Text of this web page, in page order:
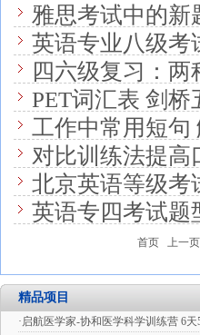
雅思考试中的新
英语专业八级考
四六级复习：
PET词汇表 剑桥
工作中常用短句
对比训练法提高
北京英语等级考
英语专四考试
首页 上一页
精品项目
· 启航医学家-协和医学科学训练营 6天